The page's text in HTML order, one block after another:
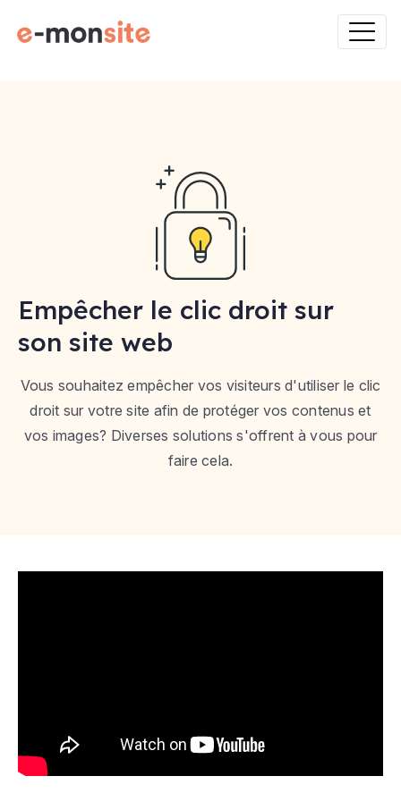
Empêcher le clic droit sur
son site web
Vous souhaitez empêcher vos visiteurs d'utiliser le clic
droit sur votre site afin de protéger vos contenus et
vos images? Diverses solutions s'offrent à vous pour
faire cela.